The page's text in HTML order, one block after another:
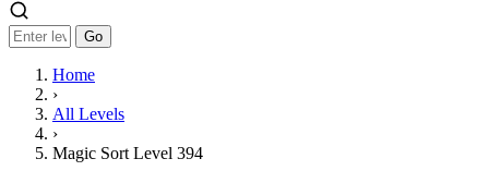
Go
Home
›
All Levels
›
Magic Sort Level 394